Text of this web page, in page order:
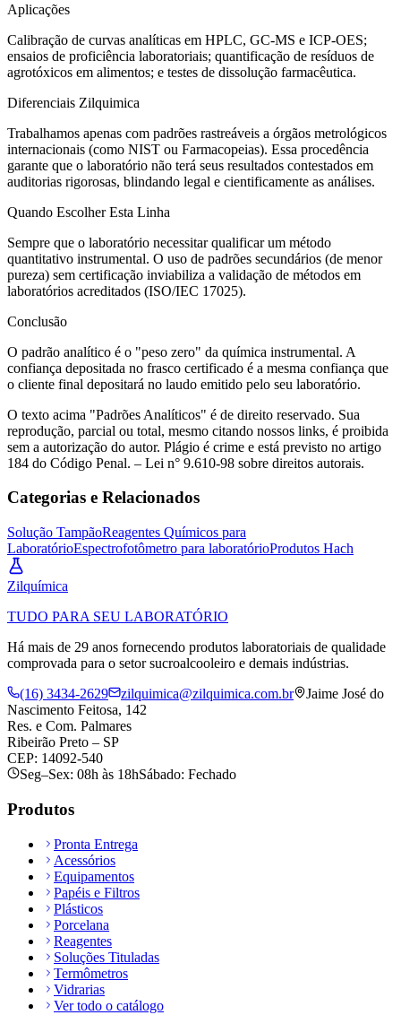
Aplicações
Calibração de curvas analíticas em HPLC, GC-MS e ICP-OES;
ensaios de proficiência laboratoriais; quantificação de resíduos de
agrotóxicos em alimentos; e testes de dissolução farmacêutica.
Diferenciais Zilquimica
Trabalhamos apenas com padrões rastreáveis a órgãos metrológicos
internacionais (como NIST ou Farmacopeias). Essa procedência
garante que o laboratório não terá seus resultados contestados em
auditorias rigorosas, blindando legal e cientificamente as análises.
Quando Escolher Esta Linha
Sempre que o laboratório necessitar qualificar um método
quantitativo instrumental. O uso de padrões secundários (de menor
pureza) sem certificação inviabiliza a validação de métodos em
laboratórios acreditados (ISO/IEC 17025).
Conclusão
O padrão analítico é o "peso zero" da química instrumental. A
confiança depositada no frasco certificado é a mesma confiança que
o cliente final depositará no laudo emitido pelo seu laboratório.
O texto acima "Padrões Analíticos" é de direito reservado. Sua
reprodução, parcial ou total, mesmo citando nossos links, é proibida
sem a autorização do autor. Plágio é crime e está previsto no artigo
184 do Código Penal. – Lei n° 9.610-98 sobre direitos autorais.
Categorias e Relacionados
Solução TampãoReagentes Químicos para
LaboratórioEspectrofotômetro para laboratórioProdutos Hach
Zilquímica
TUDO PARA SEU LABORATÓRIO
Há mais de 29 anos fornecendo produtos laboratoriais de qualidade
comprovada para o setor sucroalcooleiro e demais indústrias.
(16) 3434-2629
zilquimica@zilquimica.com.br
Jaime José do
Nascimento Feitosa, 142
Res. e Com. Palmares
Ribeirão Preto – SP
CEP: 14092-540
Seg–Sex: 08h às 18hSábado: Fechado
Produtos
Pronta Entrega
Acessórios
Equipamentos
Papéis e Filtros
Plásticos
Porcelana
Reagentes
Soluções Tituladas
Termômetros
Vidrarias
Ver todo o catálogo